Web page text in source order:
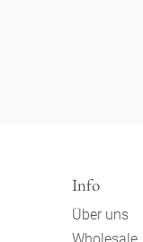
Info
Über uns